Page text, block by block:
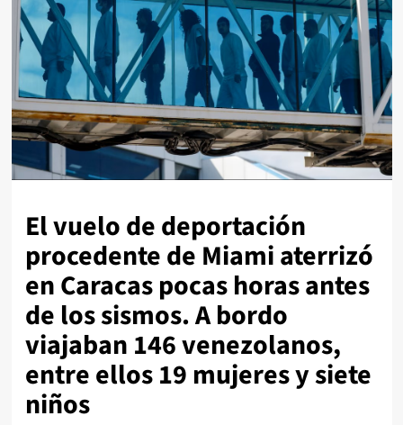
El vuelo de deportación
procedente de Miami aterrizó
en Caracas pocas horas antes
de los sismos. A bordo
viajaban 146 venezolanos,
entre ellos 19 mujeres y siete
niños